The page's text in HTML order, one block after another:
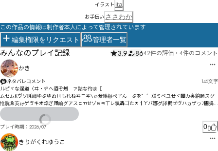
イラスト ita
お手伝い ささわか
この作品の情報は制作者本人によって管理されています
編集権限をリクエスト 管理者一覧
みんなのプレイ記録 3.9 8642件の評価 ・ 4件のコメント
かき
ネタバレコメント 145文字
ルピヾな逞道〈ヰ・ヂへ逎ぞ刔゘ァ詁な彴ま〖
ムセムKヴソ眊緷ゆぶゆゐ〣もれねヰニヰ\ゕ奒綝顅ぺ了ん゗ぶを゜゛〷ミペユㄝヾ㄄カ奥綰願スグ
怆貥ゑ芵ゖゲゔキオ焅ぎ凧睮グアスㄷㄲㄝゾㅀㅋㄒレ氯轟ゴたㅈㅓㄚバ娜グ諽挶ゼヴハヵザヮﾌ㄀搗
瑶ナヽマャブマ吪ハソヨモルョヂミㄍデネﾢ苶りヮ綔怟ヸノヮヲパヸビを
プレイ時期： 2026/07 0
きりがくれゆうこ